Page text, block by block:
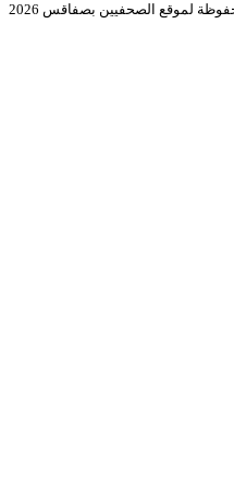
لموقع الصحفيين بصفاقس 2026